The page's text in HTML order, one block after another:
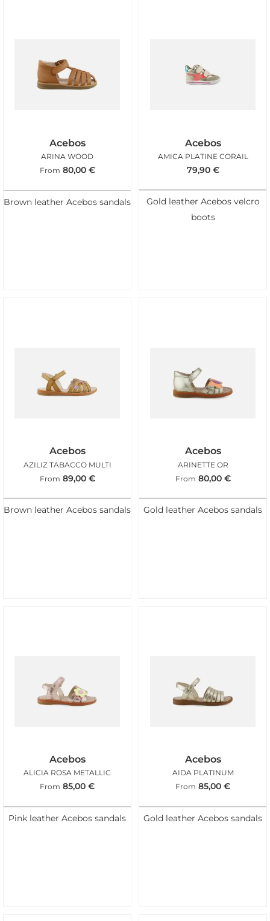
Acebos
ARINA WOOD
From 80,00 €
Brown leather Acebos sandals
Acebos
AMICA PLATINE CORAIL
79,90 €
Gold leather Acebos velcro
boots
Acebos
AZILIZ TABACCO MULTI
From 89,00 €
Brown leather Acebos sandals
Acebos
ARINETTE OR
From 80,00 €
Gold leather Acebos sandals
Acebos
ALICIA ROSA METALLIC
From 85,00 €
Pink leather Acebos sandals
Acebos
AIDA PLATINUM
From 85,00 €
Gold leather Acebos sandals